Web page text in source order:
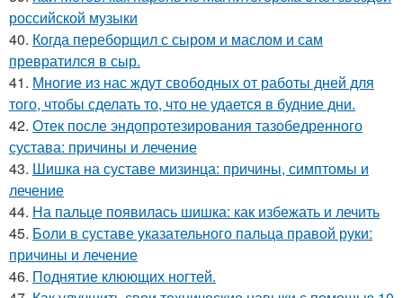
российской музыки
40. Когда переборщил с сыром и маслом и сам
превратился в сыр.
41. Многие из нас ждут свободных от работы дней для
того, чтобы сделать то, что не удается в будние дни.
42. Отек после эндопротезирования тазобедренного
сустава: причины и лечение
43. Шишка на суставе мизинца: причины, симптомы и
лечение
44. На пальце появилась шишка: как избежать и лечить
45. Боли в суставе указательного пальца правой руки:
причины и лечение
46. Поднятие клюющих ногтей.